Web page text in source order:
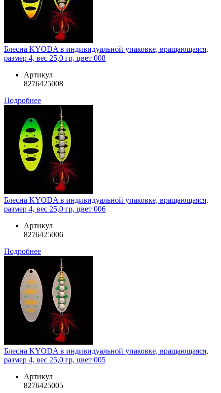
Блесна KYODA в индивидуальной упаковке, вращающаяся,
размер 4, вес 25,0 гр, цвет 008
Артикул
8276425008
Подробнее
Блесна KYODA в индивидуальной упаковке, вращающаяся,
размер 4, вес 25,0 гр, цвет 006
Артикул
8276425006
Подробнее
Блесна KYODA в индивидуальной упаковке, вращающаяся,
размер 4, вес 25,0 гр, цвет 005
Артикул
8276425005